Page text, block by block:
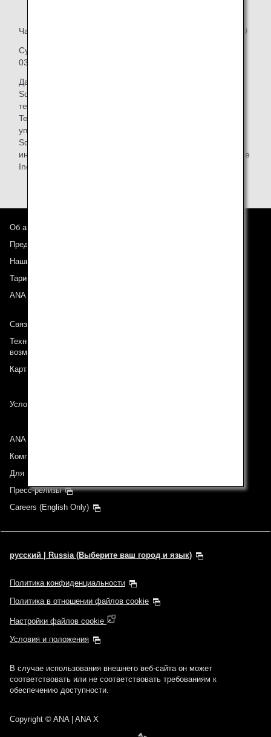
Часы работы с понедельника по пятницу: с 9:00 до 20:00
Суббота, воскресенье и праздничные дни (с 29.12 по
03.01): с 10:00 до 18:00
Данная услуга предоставляется компанией Telecom
Square Inc., и каждый договор аренды мобильного
телефона заключается между пассажиром и компанией
Telecom Square Inc. Предоставление услуги, сбор и
управление личными данными осуществляется Telecom
Square Inc. Чтобы узнать о принципах защиты личной
информации, изучите политику компании Telecom Square
Inc.
Об авиакомпании ANA
Предложения и объявления
Наши направления
Тариф ANA Experience
ANA Mileage Club
Связь с ANA
Техническая поддержка (Для клиентов с ограниченными
возможностями)
Карта сайта
Условия перевозки
ANA Group
Компании группы
Для инвесторов
Пресс-релизы
Careers (English Only)
русский | Russia (Выберите ваш город и язык)
Политика конфиденциальности
Политика в отношении файлов cookie
Настройки файлов cookie
Условия и положения
В случае использования внешнего веб-сайта он может
соответствовать или не соответствовать требованиям к
обеспечению доступности.
Copyright © ANA | ANA X